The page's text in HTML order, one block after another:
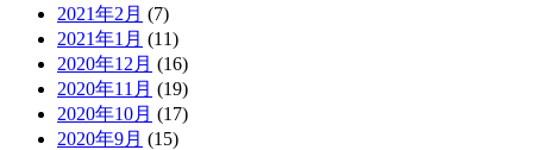
2021年2月 (7)
2021年1月 (11)
2020年12月 (16)
2020年11月 (19)
2020年10月 (17)
2020年9月 (15)